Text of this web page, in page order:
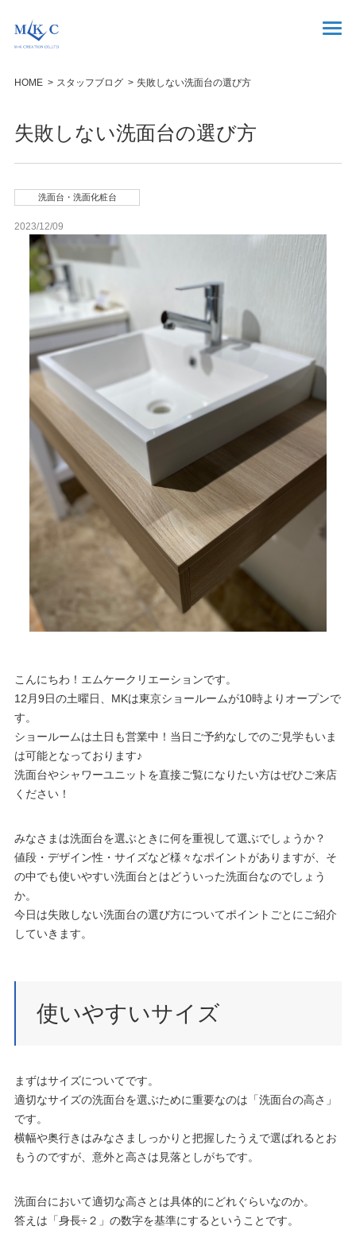
HOME スタッフブログ 失敗しない洗面台の選び方
失敗しない洗面台の選び方
洗面台・洗面化粧台
2023/12/09
こんにちわ！エムケークリエーションです。
12月9日の土曜日、MKは東京ショールームが10時よりオープンで
す。
ショールームは土日も営業中！当日ご予約なしでのご見学もいま
は可能となっております♪
洗面台やシャワーユニットを直接ご覧になりたい方はぜひご来店
ください！
みなさまは洗面台を選ぶときに何を重視して選ぶでしょうか？
値段・デザイン性・サイズなど様々なポイントがありますが、そ
の中でも使いやすい洗面台とはどういった洗面台なのでしょう
か。
今日は失敗しない洗面台の選び方についてポイントごとにご紹介
していきます。
使いやすいサイズ
まずはサイズについてです。
適切なサイズの洗面台を選ぶために重要なのは「洗面台の高さ」
です。
横幅や奥行きはみなさましっかりと把握したうえで選ばれるとお
もうのですが、意外と高さは見落としがちです。
洗面台において適切な高さとは具体的にどれぐらいなのか。
答えは「身長÷２」の数字を基準にするということです。